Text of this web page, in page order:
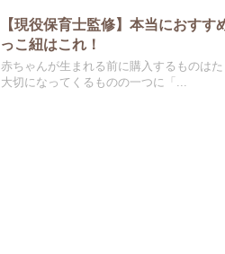
【現役保育士監修】本当におす
っこ紐はこれ！
赤ちゃんが生まれる前に購入するものは
大切になってくるものの一つに「...